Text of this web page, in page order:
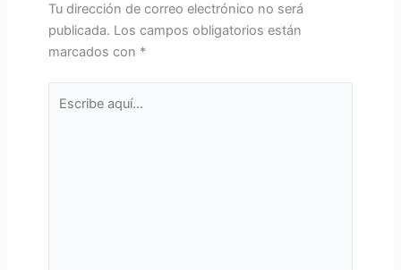
Tu dirección de correo electrónico no será
publicada. Los campos obligatorios están
marcados con *
aquí...